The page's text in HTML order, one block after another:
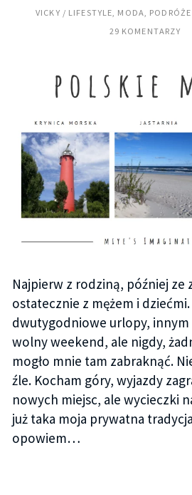
VICKY LIFESTYLE, MODA, PODRÓŻE
29 KOMENTARZY
Najpierw z rodziną, później ze
ostatecznie z mężem i
dwutygodniowe urlopy,
wolny weekend, ale nigdy,
mogło mnie tam zabraknąć.
źle. Kocham góry, wyjazdy
nowych miejsc, ale wycieczki
już taka moja prywatna
opowiem…